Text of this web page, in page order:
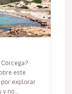
este
por explorar